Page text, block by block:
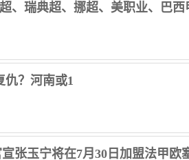
、瑞典超、挪超、美职业、巴西
仇？河南或1
张玉宁将在7月30日加盟法甲欧